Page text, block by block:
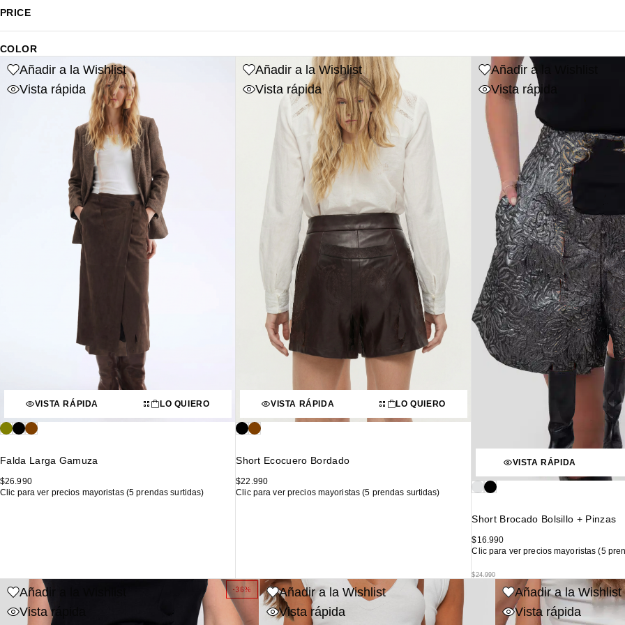
PRICE
COLOR
Añadir a la Wishlist
Vista rápida
VISTA RÁPIDA LO QUIERO
Falda Larga Gamuza
$26.990
Clic para ver precios mayoristas (5 prendas surtidas)
Añadir a la Wishlist
Vista rápida
VISTA RÁPIDA LO QUIERO
Short Ecocuero Bordado
$22.990
Clic para ver precios mayoristas (5 prendas surtidas)
Añadir a la Wishlist
Vista rápida
VISTA RÁPIDA
Short Brocado Bolsillo + Pinzas
$24.990
$16.990
Clic para ver precios mayoristas (5
-36%
Añadir a la Wishlist
Vista rápida
Añadir a la Wishlist
Vista rápida
Añadir a la Wishlist
Vista rápida